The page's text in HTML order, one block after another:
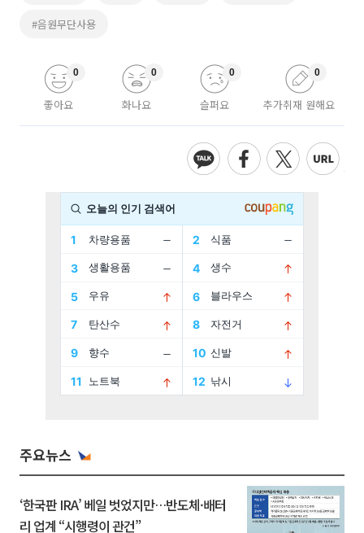
#음원무단사용
좋아요
0
화나요
0
슬퍼요
0
추가취재 원해요
0
주요뉴스
‘한국판 IRA’ 베일 벗었지만…반도체·배터
리 업계 “시행령이 관건”